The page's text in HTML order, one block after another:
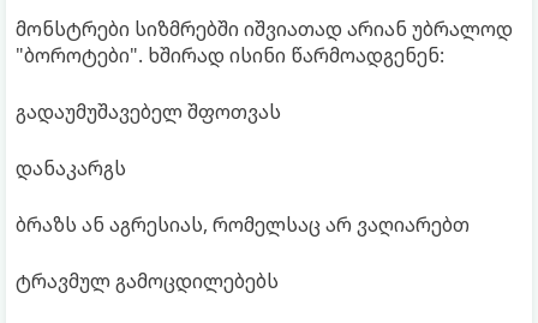
მონსტრები სიზმრებში იშვიათად არიან უბრალოდ
"ბოროტები". ხშირად ისინი წარმოადგენენ:
გადაუმუშავებელ შფოთვას
დანაკარგს
ბრაზს ან აგრესიას, რომელსაც არ ვაღიარებთ
ტრავმულ გამოცდილებებს